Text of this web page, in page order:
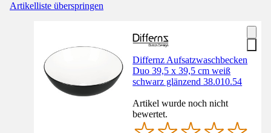
Artikelliste überspringen
Differnz Aufsatzwaschbecken
Duo 39,5 x 39,5 cm weiß
schwarz glänzend 38.010.54
Artikel wurde noch nicht
bewertet.